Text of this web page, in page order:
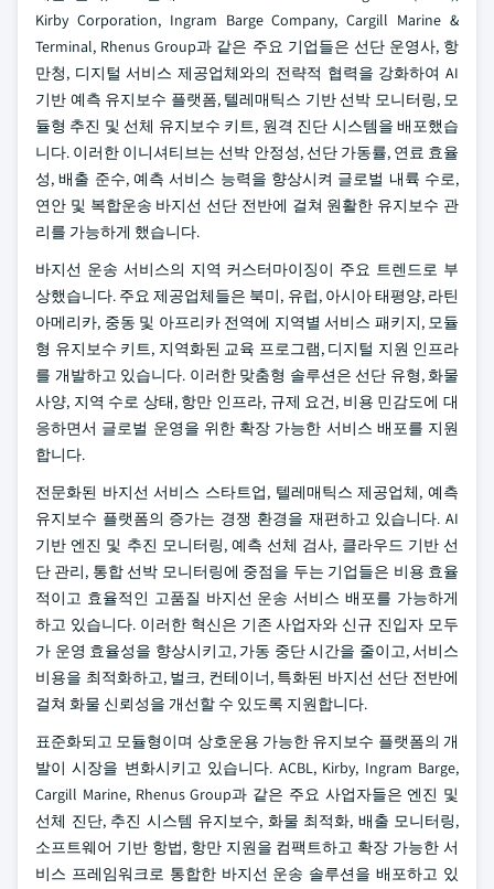
Kirby Corporation, Ingram Barge Company, Cargill Marine &
Terminal, Rhenus Group과 같은 주요 기업들은 선단 운영사, 항
만청, 디지털 서비스 제공업체와의 전략적 협력을 강화하여 AI
기반 예측 유지보수 플랫폼, 텔레매틱스 기반 선박 모니터링, 모
듈형 추진 및 선체 유지보수 키트, 원격 진단 시스템을 배포했습
니다. 이러한 이니셔티브는 선박 안정성, 선단 가동률, 연료 효율
성, 배출 준수, 예측 서비스 능력을 향상시켜 글로벌 내륙 수로,
연안 및 복합운송 바지선 선단 전반에 걸쳐 원활한 유지보수 관
리를 가능하게 했습니다.
바지선 운송 서비스의 지역 커스터마이징이 주요 트렌드로 부
상했습니다. 주요 제공업체들은 북미, 유럽, 아시아 태평양, 라틴
아메리카, 중동 및 아프리카 전역에 지역별 서비스 패키지, 모듈
형 유지보수 키트, 지역화된 교육 프로그램, 디지털 지원 인프라
를 개발하고 있습니다. 이러한 맞춤형 솔루션은 선단 유형, 화물
사양, 지역 수로 상태, 항만 인프라, 규제 요건, 비용 민감도에 대
응하면서 글로벌 운영을 위한 확장 가능한 서비스 배포를 지원
합니다.
전문화된 바지선 서비스 스타트업, 텔레매틱스 제공업체, 예측
유지보수 플랫폼의 증가는 경쟁 환경을 재편하고 있습니다. AI
기반 엔진 및 추진 모니터링, 예측 선체 검사, 클라우드 기반 선
단 관리, 통합 선박 모니터링에 중점을 두는 기업들은 비용 효율
적이고 효율적인 고품질 바지선 운송 서비스 배포를 가능하게
하고 있습니다. 이러한 혁신은 기존 사업자와 신규 진입자 모두
가 운영 효율성을 향상시키고, 가동 중단 시간을 줄이고, 서비스
비용을 최적화하고, 벌크, 컨테이너, 특화된 바지선 선단 전반에
걸쳐 화물 신뢰성을 개선할 수 있도록 지원합니다.
표준화되고 모듈형이며 상호운용 가능한 유지보수 플랫폼의 개
발이 시장을 변화시키고 있습니다. ACBL, Kirby, Ingram Barge,
Cargill Marine, Rhenus Group과 같은 주요 사업자들은 엔진 및
선체 진단, 추진 시스템 유지보수, 화물 최적화, 배출 모니터링,
소프트웨어 기반 항법, 항만 지원을 컴팩트하고 확장 가능한 서
비스 프레임워크로 통합한 바지선 운송 솔루션을 배포하고 있